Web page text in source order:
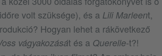
volt szüksége), és a Lili Marleent,
Hogyan lehet a rákövetkező
vágyakozását és a Querelle-t?!